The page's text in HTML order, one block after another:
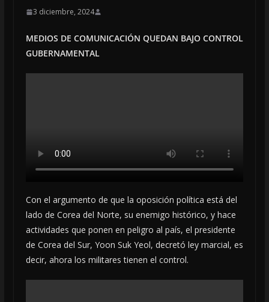
3 diciembre, 2024
MEDIOS DE COMUNICACIÓN QUEDAN BAJO CONTROL
GUBERNAMENTAL
Con el argumento de que la oposición política está del
lado de Corea del Norte, su enemigo histórico, y hace
actividades que ponen en peligro al país, el presidente
de Corea del Sur, Yoon Suk Yeol, decretó ley marcial, es
decir, ahora los militares tienen el control.